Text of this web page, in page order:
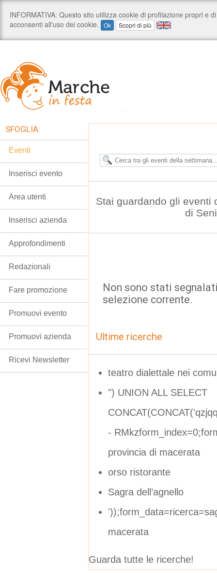
Stai guardando gli eventi
di
Non sono stati
selezione corrente.
Ultime ricerche
teatro dialettale nei
") UNION ALL SELECT
-
provincia di macerata
orso ristorante
Sagra dell’agnello
macerata
Guarda tutte le ricerche!
SFOGLIA:
Eventi
Inserisci evento
Area utenti
Inserisci azienda
Approfondimenti
Redazionali
Fare promozione
Promuovi evento
Promuovi azienda
Ricevi Newsletter